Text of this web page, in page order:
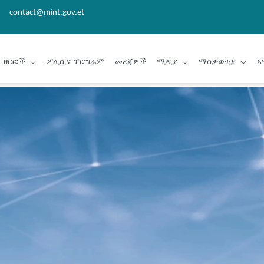
contact@mint.gov.et
ዘርፎች ፖሊሲና ፕሮግራም መረጃዎች ሚዲያ ማስታወቂያ